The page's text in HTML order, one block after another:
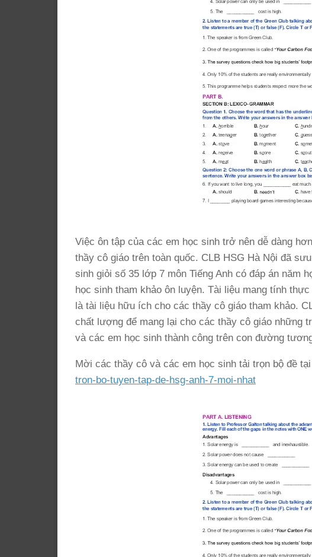
Việc ôn tập của các em học sinh trở nên dễ dàng
thầy cô giáo trên toàn quốc. CLB HSG Hà Nội đã
sinh giỏi số 35 lớp 7 môn Tiếng Anh có đáp án năm
học sinh tham khảo ôn luyện. Tài liệu mang tính
là tài liệu hữu ích cho các thầy cô giáo tham khảo.
chất lượng để mang lại cho các thầy cô giáo những
và các em học sinh thành công trên con đường
Mời các thầy cô và các em học sinh tải trọn bộ đề
tron-bo-tuyen-tap-de-hsg-anh-7-moi-nhat